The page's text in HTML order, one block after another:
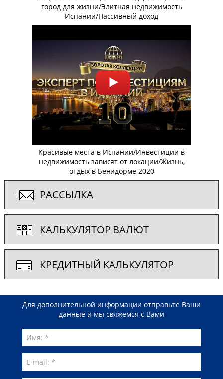
город для жизни/Элитная недвижимость
Испании/Пассивный доход
Красивые места в Испании/Инвестиции в
недвижимость зависят от локации/Жизнь,
отдых в Бенидорме 2020
РАССЫЛКА
КАЛЬКУЛЯТОР ВАЛЮТ
КРЕДИТНЫЙ КАЛЬКУЛЯТОР
Для дополнительной информации отправьте Ваши
данные и мы свяжемся с Вами